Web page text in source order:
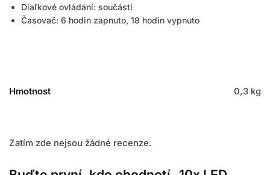
Diaľkové ovládání: součástí
Časovač: 6 hodin zapnuto, 18 hodin vypnuto
Hmotnost 0,3 kg
Zatím zde nejsou žádné recenze.